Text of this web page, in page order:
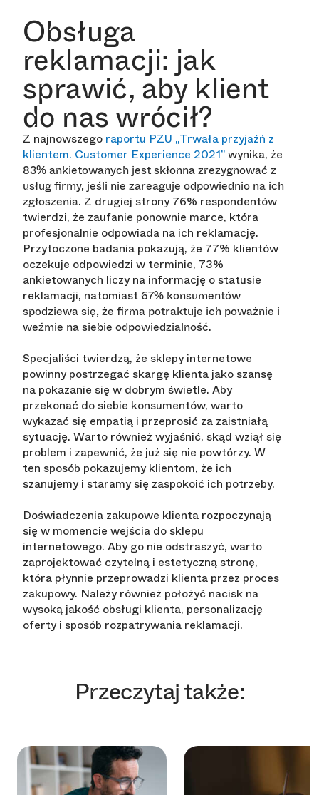
Obsługa
reklamacji: jak
sprawić, aby klient
do nas wrócił?
Z najnowszego raportu PZU „Trwała przyjaźń z
klientem. Customer Experience 2021”wynika, że
83% ankietowanych jest skłonna zrezygnować z
usług firmy, jeśli nie zareaguje odpowiednio na ich
zgłoszenia. Z drugiej strony 76% respondentów
twierdzi, że zaufanie ponownie marce, która
profesjonalnie odpowiada na ich reklamację.
Przytoczone badania pokazują, że 77% klientów
oczekuje odpowiedzi w terminie, 73%
ankietowanych liczy na informację o statusie
reklamacji, natomiast 67% konsumentów
spodziewa się, że firma potraktuje ich poważnie i
weźmie na siebie odpowiedzialność.
Specjaliści twierdzą, że sklepy internetowe
powinny postrzegać skargę klienta jako szansę
na pokazanie się w dobrym świetle. Aby
przekonać do siebie konsumentów, warto
wykazać się empatią i przeprosić za zaistniałą
sytuację. Warto również wyjaśnić, skąd wziął się
problem i zapewnić, że już się nie powtórzy. W
ten sposób pokazujemy klientom, że ich
szanujemy i staramy się zaspokoić ich potrzeby.
Doświadczenia zakupowe klienta rozpoczynają
się w momencie wejścia do sklepu
internetowego. Aby go nie odstraszyć, warto
zaprojektować czytelną i estetyczną stronę,
która płynnie przeprowadzi klienta przez proces
zakupowy. Należy również położyć nacisk na
wysoką jakość obsługi klienta, personalizację
oferty i sposób rozpatrywania reklamacji.
Przeczytaj także: